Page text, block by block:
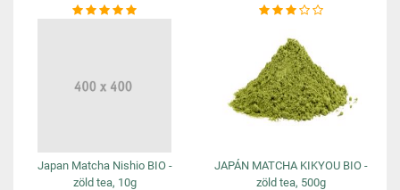
Japan Matcha Nishio BIO -
zöld tea, 10g
JAPÁN MATCHA KIKYOU BIO -
zöld tea, 500g